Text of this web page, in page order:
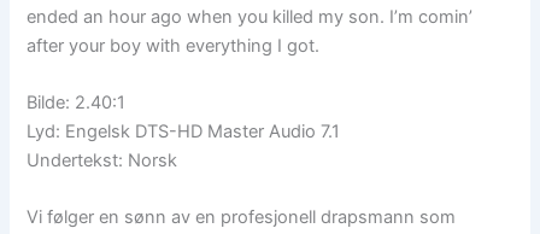
ended an hour ago when you killed my son. I’m comin’
after your boy with everything I got.
Bilde: 2.40:1
Lyd: Engelsk DTS-HD Master Audio 7.1
Undertekst: Norsk
Vi følger en sønn av en profesjonell drapsmann som